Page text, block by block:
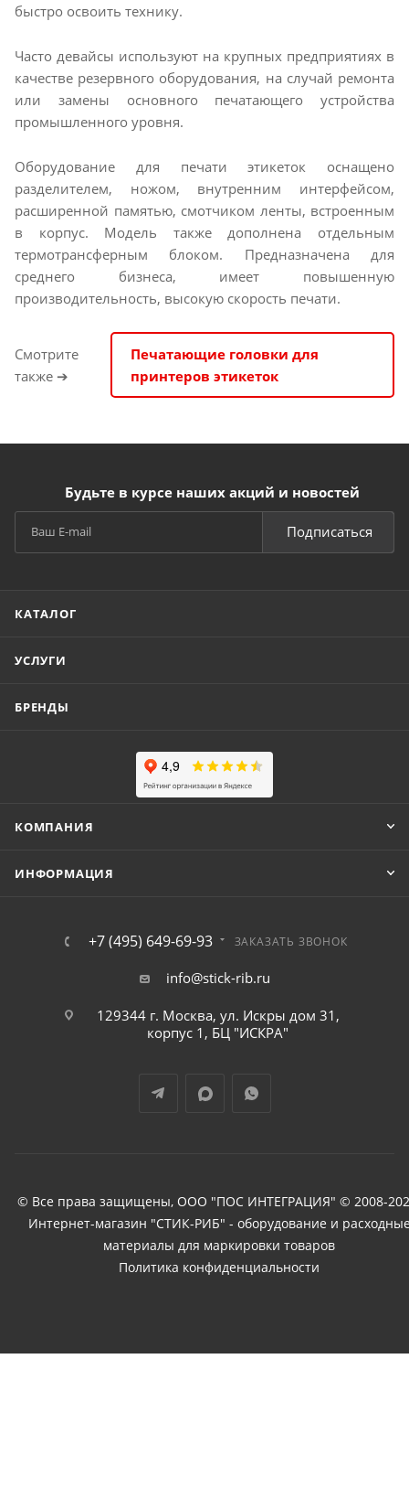
быстро освоить технику.
Часто девайсы используют на крупных предприятиях в
качестве резервного оборудования, на случай ремонта
или замены основного печатающего устройства
промышленного уровня.
Оборудование для печати этикеток оснащено
разделителем, ножом, внутренним интерфейсом,
расширенной памятью, смотчиком ленты, встроенным
в корпус. Модель также дополнена отдельным
термотрансферным блоком. Предназначена для
среднего бизнеса, имеет повышенную
производительность, высокую скорость печати.
Смотрите
также ➔
Печатающие головки для
принтеров этикеток
Будьте в курсе наших акций и новостей
Подписаться
КАТАЛОГ
УСЛУГИ
БРЕНДЫ
КОМПАНИЯ
ИНФОРМАЦИЯ
+7 (495) 649-69-93 ЗАКАЗАТЬ ЗВОНОК
info@stick-rib.ru
129344 г. Москва, ул. Искры дом 31,
корпус 1, БЦ "ИСКРА"
© Все права защищены, ООО "ПОС ИНТЕГРАЦИЯ" © 2008-
Интернет-магазин "СТИК-РИБ" - оборудование и
материалы для маркировки товаров
Политика конфиденциальности